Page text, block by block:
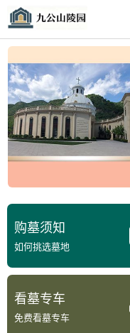
购墓须知
如何挑选墓地
看墓专车
免费看墓专车